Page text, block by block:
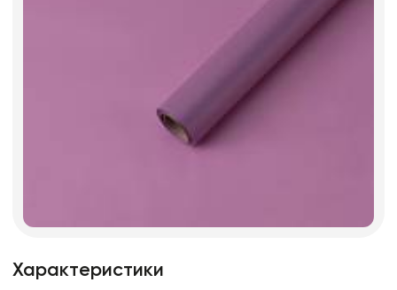
Характеристики